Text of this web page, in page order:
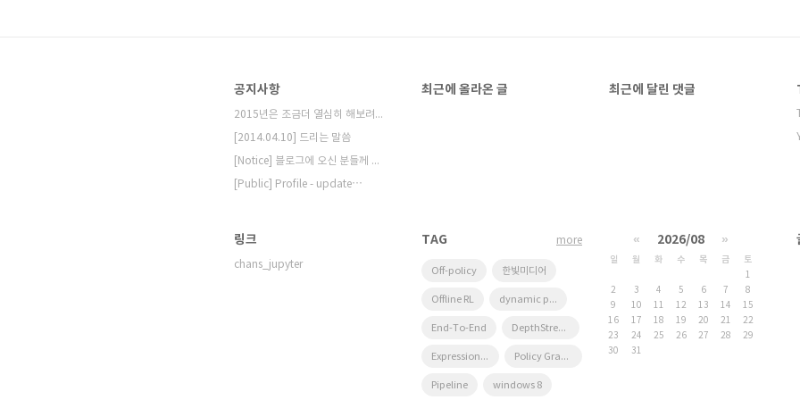
공지사항
2015년은 조금더 열심히 해보려고 합니다.
[2014.04.10] 드리는 말씀
[Notice] 블로그에 오신 분들께 드리는 ⋯
[Public] Profile - update⋯
최근에 올라온 글 최근에 달린 댓글
링크
chans_jupyter
TAG
Off-policy 한빛미디어
Offline RL dynamic programming
End-To-End DepthStream
Expression Blend 4 Policy Gradient
Pipeline windows 8
more « 2026/08 »
일 월 화 수 목 금
토
1
2
3 4 5 6 7
8
9
10 11 12 13 14
15
16
17 18 19 20 21
22
23
24 25 26 27 28
29
30
31